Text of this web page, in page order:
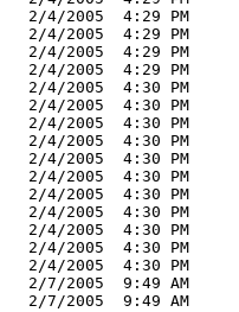
2/4/2005  4:29 PM
2/4/2005  4:29 PM
2/4/2005  4:29 PM
2/4/2005  4:29 PM
2/4/2005  4:30 PM
2/4/2005  4:30 PM
2/4/2005  4:30 PM
2/4/2005  4:30 PM
2/4/2005  4:30 PM
2/4/2005  4:30 PM
2/4/2005  4:30 PM
2/4/2005  4:30 PM
2/4/2005  4:30 PM
2/4/2005  4:30 PM
2/4/2005  4:30 PM
2/7/2005  9:49 AM
2/7/2005  9:49 AM